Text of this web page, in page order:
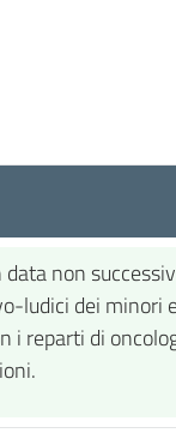
non
ludici dei minori
i reparti di